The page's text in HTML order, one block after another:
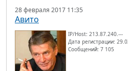
28 февраля 2017 11:35
Авито
IP/Host: 213.87.240.---
Дата регистрации:
Сообщений: 7 105